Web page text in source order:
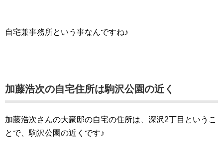
自宅兼事務所という事なんですね♪
加藤浩次の自宅住所は駒沢公園の近く
加藤浩次さんの大豪邸の自宅の住所は、深沢2丁目というこ
とで、駒沢公園の近くです♪